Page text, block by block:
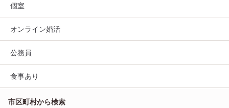
個室
オンライン婚活
公務員
食事あり
市区町村から検索